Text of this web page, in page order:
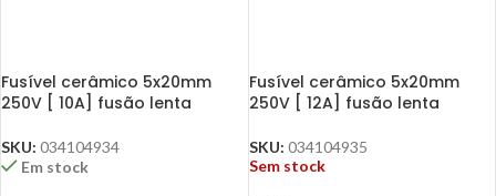
Fusível cerâmico 5x20mm
250V [ 10A] fusão lenta
SKU: 034104934
Em stock
Fusível cerâmico 5x20mm
250V [ 12A] fusão lenta
SKU: 034104935
Sem stock